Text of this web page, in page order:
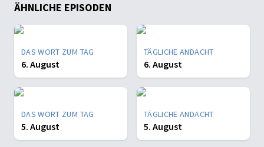
ÄHNLICHE EPISODEN
DAS WORT ZUM TAG
6. August
TÄGLICHE ANDACHT
6. August
DAS WORT ZUM TAG
5. August
TÄGLICHE ANDACHT
5. August